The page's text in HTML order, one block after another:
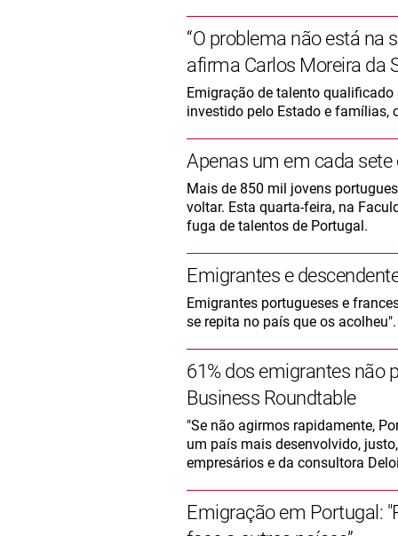
“O problema não está na
afirma Carlos Moreira da
Emigração de talento
investido pelo Estado e famílias,
Apenas um em cada
Mais de 850 mil jovens
voltar. Esta quarta-feira, na
fuga de talentos de Portugal.
Emigrantes e
Emigrantes portugueses e
se repita no país que os acolheu".
61% dos emigrantes não
Business Roundtable
"Se não agirmos rapidamente,
um país mais desenvolvido,
empresários e da consultora
Emigração em Portugal: